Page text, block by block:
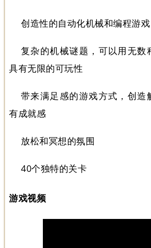
创造性的自动化机械和编程游戏
复杂的机械谜题，可以用无数
具有无限的可玩性
带来满足感的游戏方式，创造
有成就感
放松和冥想的氛围
40个独特的关卡
游戏视频